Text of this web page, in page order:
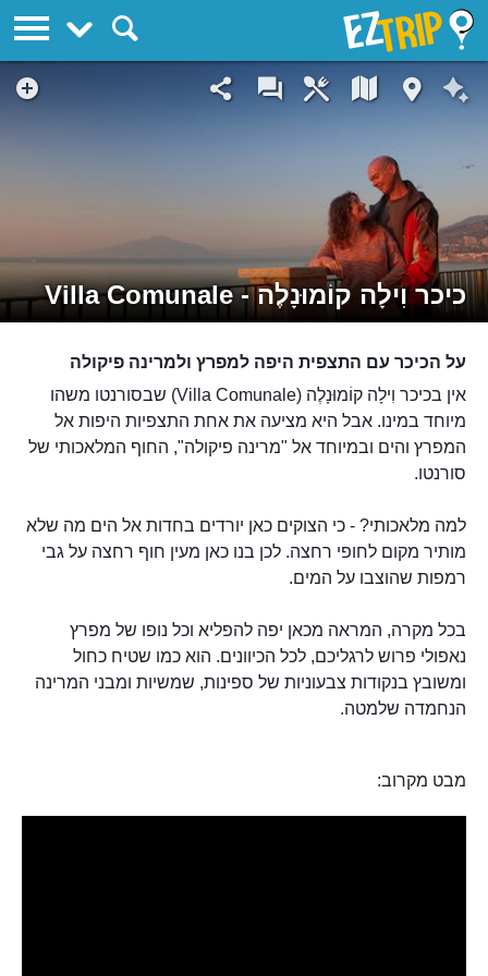
כיכר וִילָה קוֹמוּנָלֶה - Villa Comunale
על הכיכר עם התצפית היפה למפרץ ולמרינה פיקולה
אין בכיכר וִילָה קוֹמוּנָלֶה (Villa Comunale) שבסורנטו משהו
מיוחד במינו. אבל היא מציעה את אחת התצפיות היפות אל
המפרץ והים ובמיוחד אל "מרינה פיקולה", החוף המלאכותי של
סורנטו.
למה מלאכותי? - כי הצוקים כאן יורדים בחדות אל הים מה שלא
מותיר מקום לחופי רחצה. לכן בנו כאן מעין חוף רחצה על גבי
רמפות שהוצבו על המים.
בכל מקרה, המראה מכאן יפה להפליא וכל נופו של מפרץ
נאפולי פרוש לרגליכם, לכל הכיוונים. הוא כמו שטיח כחול
ומשובץ בנקודות צבעוניות של ספינות, שמשיות ומבני המרינה
הנחמדה שלמטה.
מבט מקרוב:
EZTrip